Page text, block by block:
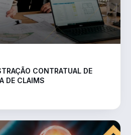
CONTRATUAL DE
DE CLAIMS